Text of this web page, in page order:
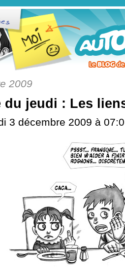
2009
jeudi : Les
3 décembre 2009 à